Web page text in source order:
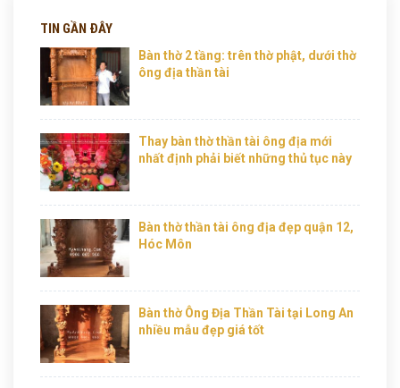
TIN GẦN ĐÂY
Bàn thờ 2 tầng: trên thờ phật, dưới thờ
ông địa thần tài
Thay bàn thờ thần tài ông địa mới
nhất định phải biết những thủ tục này
Bàn thờ thần tài ông địa đẹp quận 12,
Hóc Môn
Bàn thờ Ông Địa Thần Tài tại Long An
nhiều mẫu đẹp giá tốt